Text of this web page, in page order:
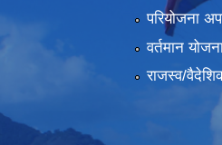
परियोजना
वर्तमान
राजस्व/